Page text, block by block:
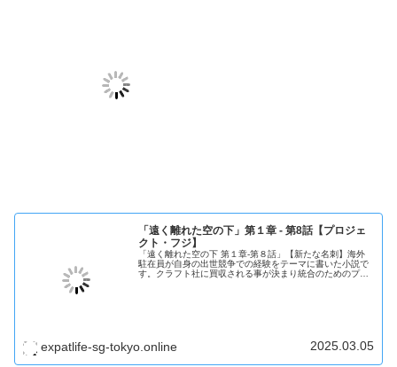
「遠く離れた空の下」第１章 - 第8話【プロジェ
クト・フジ】
「遠く離れた空の下 第１章-第８話」【新たな名刺】海外
駐在員が自身の出世競争での経験をテーマに書いた小説で
す。クラフト社に買収される事が決まり統合のためのプロ
expatlife-sg-tokyo.online 2025.03.05